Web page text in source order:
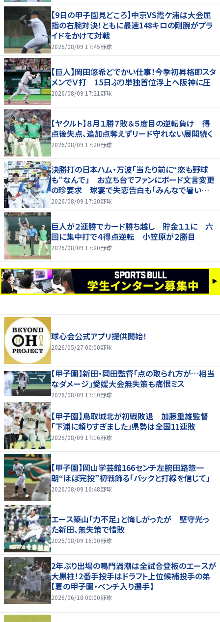
【9日の甲子園見どころ】中京VS霞ケ浦は大会屈
指の右腕対決！ともに最速148キロの剛腕がプラ
イドをかけて対戦
2026/08/09 17:45野球
【巨人】岡田悠希どでかい仕事！今季初昇格即スタ
メンでＶ打 15日ぶり単独首位浮上へ阪神に圧
2026/08/09 17:21 野球
【ヤクルト】８月１勝７敗＆５度目の逆転負け 得
点後失点、追加点奪えずリード守れない展開続く
2026/08/09 17:20野球
決勝打の日本ハム・万波「当たり前に“恋も野球
も”なんで」 お立ち台でファンにボード文言変更
の珍要求 球宴で失恋告白も「みんなで暑い夏
にしましょう！」
2026/08/09 17:20野球
巨人が２連勝でカード勝ち越し 貯金１１に 六
回に集中打で４得点逆転 小笠原が２勝目
2026/08/09 17:20野球
球心会公式アプリ提供開始！
2026/05/27 00:00野球
【甲子園】新田・岡田監督「点の取られ方が…相当
なダメージ」愛媛大会無失策も痛恨ミス
2026/08/09 17:10野球
【甲子園】鳥取城北が初戦敗退 加藤重雄監督
「下浦に頼りすぎました」県勢は全国11連敗
2026/08/09 17:16野球
【甲子園】岡山学芸館166センチ左腕田路惣一
朗“ほぼ完投”初戦飾る「バックと打線を信じて」
2026/08/09 16:48野球
エース築山「力不足」と悔しがったが 堅守光っ
た新田、無失策で惜敗
2026/08/09 16:00野球
2年ぶり出場の鳴門渦潮は全試合登板のエースが
大黒柱！2番手投手はドラフト上位候補投手の弟
【夏の甲子園・ベンチ入り選手】
2026/06/18 00:00野球